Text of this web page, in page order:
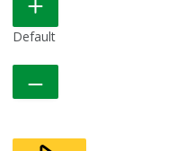
Default